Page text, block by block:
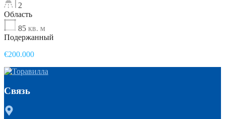
2
Область
85 кв. м
Подержанный
€200.000
Связь